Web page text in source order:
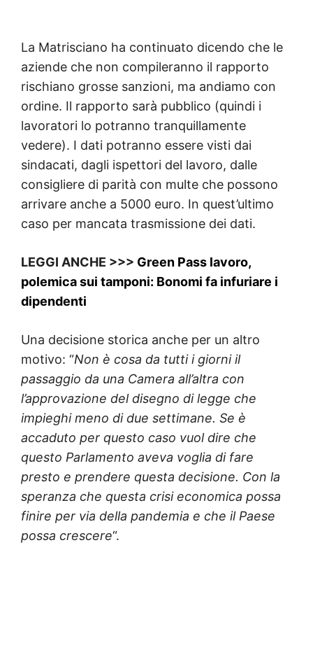
La Matrisciano ha continuato dicendo che le
aziende che non compileranno il rapporto
rischiano grosse sanzioni, ma andiamo con
ordine. Il rapporto sarà pubblico (quindi i
lavoratori lo potranno tranquillamente
vedere). I dati potranno essere visti dai
sindacati, dagli ispettori del lavoro, dalle
consigliere di parità con multe che possono
arrivare anche a 5000 euro. In quest’ultimo
caso per mancata trasmissione dei dati.
LEGGI ANCHE >>> Green Pass lavoro,
polemica sui tamponi: Bonomi fa infuriare i
dipendenti
Una decisione storica anche per un altro
motivo: “Non è cosa da tutti i giorni il
passaggio da una Camera all’altra con
l’approvazione del disegno di legge che
impieghi meno di due settimane. Se è
accaduto per questo caso vuol dire che
questo Parlamento aveva voglia di fare
presto e prendere questa decisione. Con la
speranza che questa crisi economica possa
finire per via della pandemia e che il Paese
possa crescere“.